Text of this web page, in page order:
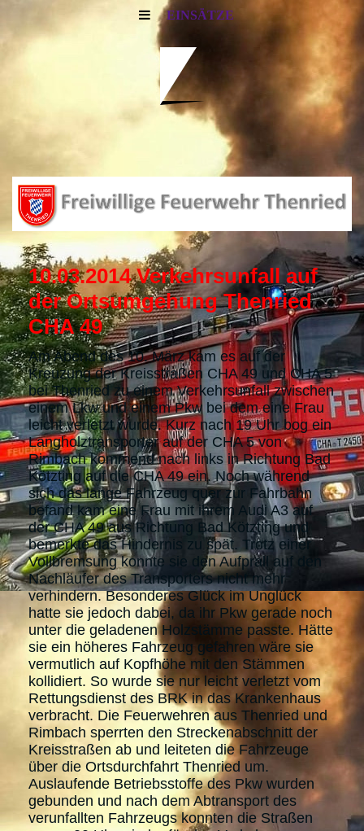
EINSÄTZE
10.03.2014 Verkehrsunfall auf
der Ortsumgehung Thenried
CHA 49
Am Abend des 10. März kam es auf der
Kreuzung der Kreisstraßen CHA 49 und CHA 5
bei Thenried zu einem Verkehrsunfall zwischen
einem Lkw und einem Pkw bei dem eine Frau
leicht verletzt wurde. Kurz nach 19 Uhr bog ein
Langholztransporter auf der CHA 5 von
Rimbach kommend nach links in Richtung Bad
Kötzting auf die CHA 49 ein. Noch während
sich das lange Fahrzeug quer zur Fahrbahn
befand kam eine Frau mit ihrem Audi A3 auf
der CHA 49 aus Richtung Bad Kötzting und
bemerkte das Hindernis zu spät. Trotz einer
Vollbremsung konnte sie den Aufprall auf den
Nachläufer des Transporters nicht mehr
verhindern. Besonderes Glück im Unglück
hatte sie jedoch dabei, da ihr Pkw gerade noch
unter die geladenen Holzstämme passte. Hätte
sie ein höheres Fahrzeug gefahren wäre sie
vermutlich auf Kopfhöhe mit den Stämmen
kollidiert. So wurde sie nur leicht verletzt vom
Rettungsdienst des BRK in das Krankenhaus
verbracht. Die Feuerwehren aus Thenried und
Rimbach sperrten den Streckenabschnitt der
Kreisstraßen ab und leiteten die Fahrzeuge
über die Ortsdurchfahrt Thenried um.
Auslaufende Betriebsstoffe des Pkw wurden
gebunden und nach dem Abtransport des
verunfallten Fahrzeugs konnten die Straßen